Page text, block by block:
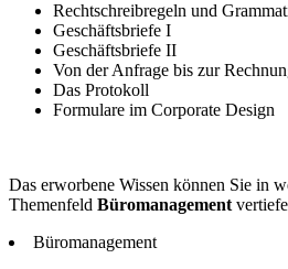
Rechtschreibregeln und
Geschäftsbriefe I
Geschäftsbriefe II
Von der Anfrage bis zur
Das Protokoll
Formulare im Corporate Design
Das erworbene Wissen können Sie in
Themenfeld Büromanagement
Büromanagement